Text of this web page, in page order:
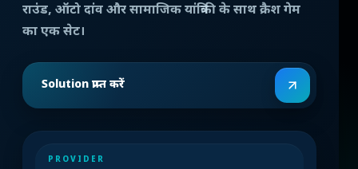
राउंड, ऑटो दांव और सामाजिक यांत्रिकी के साथ क्रैश गेम
का एक सेट।
Solution प्राप्त करें
PROVIDER